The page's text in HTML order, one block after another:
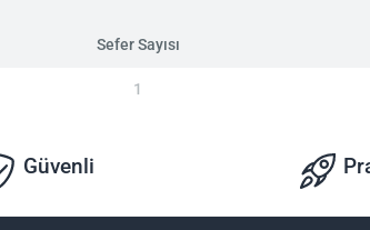
Sefer Sayısı
1
Güvenli